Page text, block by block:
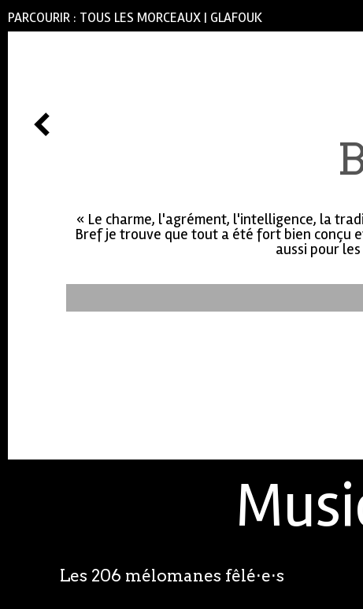
PARCOURIR : TOUS LES MORCEAUX | GLAFOUK
« Le charme, l'agrément, l'intelligence, la
Bref je trouve que tout a été fort bien conçu
aussi pour
Les 206 mélomanes fêlé⋅e⋅s